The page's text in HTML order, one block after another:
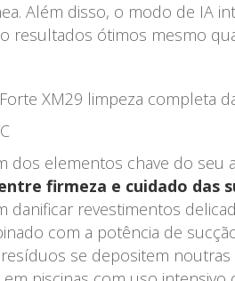
Além disso, o modo de IA
resultados ótimos mesmo
dos elementos chave do seu
firmeza e cuidado das
revestimentos
com a potência de
se depositem